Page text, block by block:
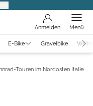
Anmelden Menü
E-Bike Gravelbike
Touren im Nordosten Italiens